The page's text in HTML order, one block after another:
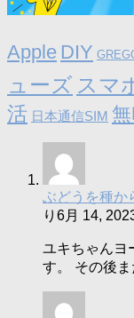
Apple DIY
ューズ スマ
活 日本通信SIM
ぶどうを種か
り 6月 14,
ユキちゃんヨ
す。 その後